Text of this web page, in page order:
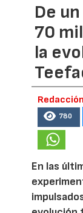
De
70
la
780
En las